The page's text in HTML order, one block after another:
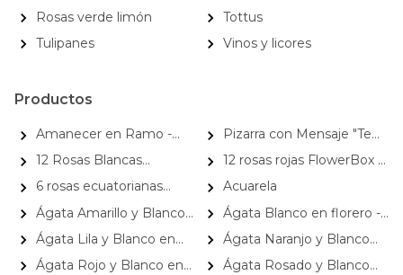
Rosas verde limón
Tottus
Tulipanes
Vinos y licores
Productos
Amanecer en Ramo -
Ramo con girasoles, rosas
rojo e hypericum
Pizarra con Mensaje "Te
amo mamita"
12 Rosas Blancas
Flowerbox - Caja de flores
con 12 rosas ecuatorianas
blancas
12 rosas rojas FlowerBox -
Caja de flores con 12 rosas
ecuatorianas rojas
6 rosas ecuatorianas
m&aacute;s Alfajores la
Romer&iacute;a
Acuarela
Ágata Amarillo y Blanco
en florero - rosas, astromelias
Ágata Blanco en florero -
rosas y astromelias blanco y
vara de oro
Ágata Lila y Blanco en
florero - rosas y astromelias
Ágata Naranjo y Blanco
en florero - rosas, astromelias
Ágata Rojo y Blanco en
Ágata Rosado y Blanco